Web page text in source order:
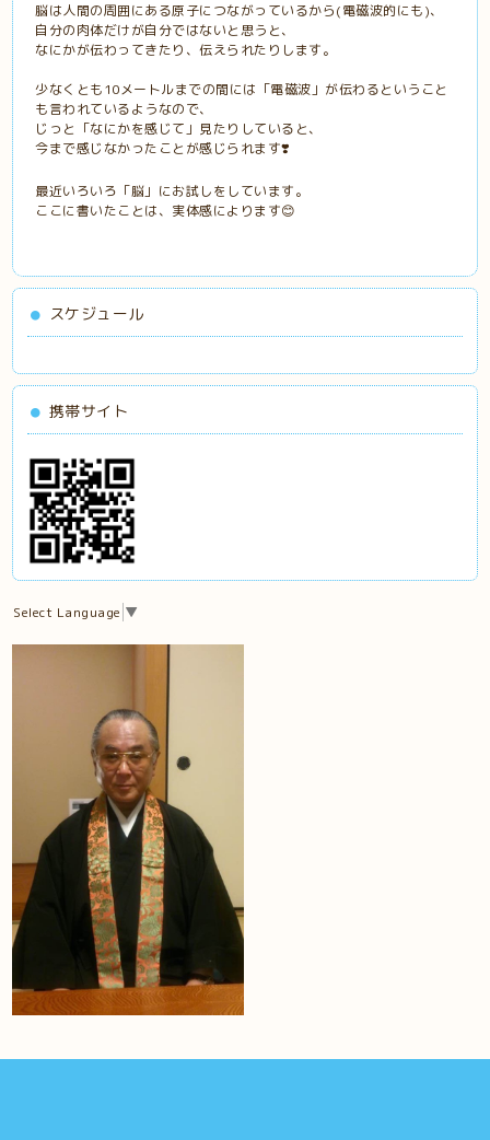
脳は人間の周囲にある原子につながっているから(電磁波的にも)、
自分の肉体だけが自分ではないと思うと、
なにかが伝わってきたり、伝えられたりします。
少なくとも10メートルまでの間には「電磁波」が伝わるということ
も言われているようなので、
じっと「なにかを感じて」見たりしていると、
今まで感じなかったことが感じられます❣️
最近いろいろ「脳」にお試しをしています。
ここに書いたことは、実体感によります😊
スケジュール
携帯サイト
Select Language ▼